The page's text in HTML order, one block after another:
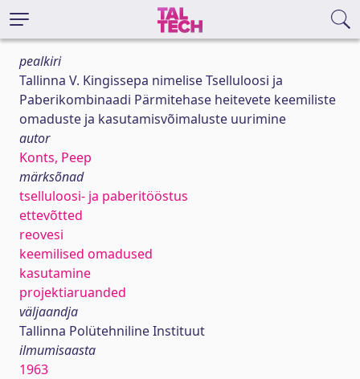
pealkiri
Tallinna V. Kingissepa nimelise Tselluloosi ja
Paberikombinaadi Pärmitehase heitevete keemiliste
omaduste ja kasutamisvõimaluste uurimine
autor
Konts, Peep
märksõnad
tselluloosi- ja paberitööstus
ettevõtted
reovesi
keemilised omadused
kasutamine
projektiaruanded
väljaandja
Tallinna Polütehniline Instituut
ilmumisaasta
1963